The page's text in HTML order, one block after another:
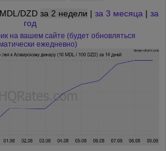
DZD за 2 недели | за 3 месяца | за
год
на вашем сайте (будет обновляться
ежедневно)